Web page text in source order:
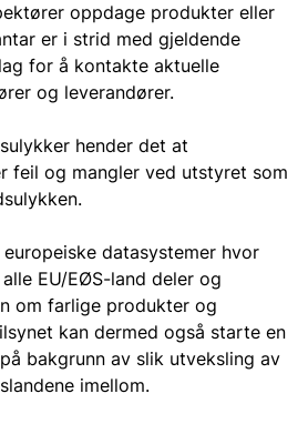
oppdage produkter eller
er i strid med gjeldende
for å kontakte aktuelle
og leverandører.
hender det at
feil og mangler ved utstyret som
datasystemer hvor
EU/EØS-land deler og
om farlige produkter og
kan dermed også starte en
bakgrunn av slik utveksling av
imellom.